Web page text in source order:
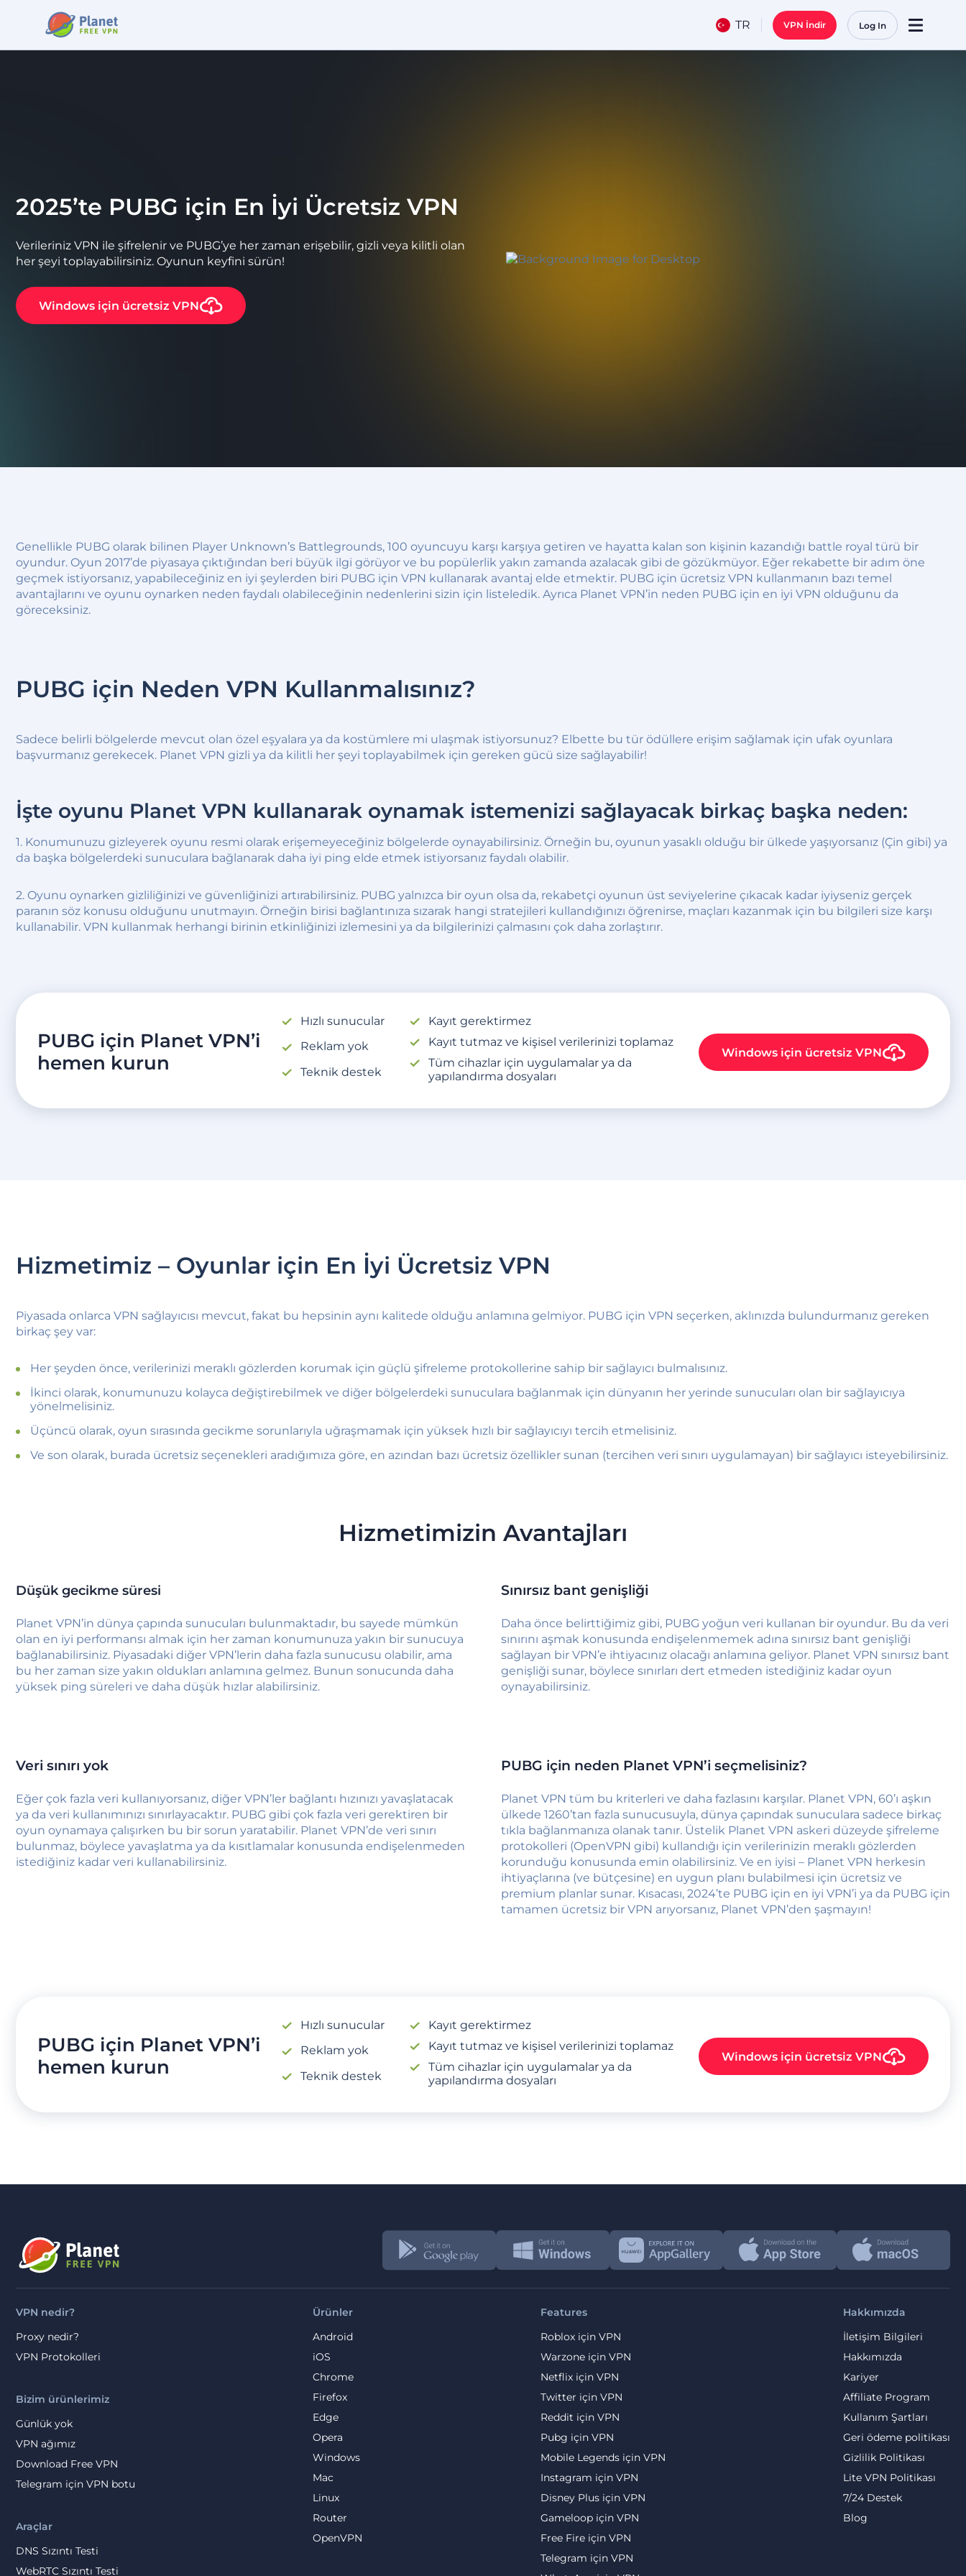
TR VPN İndir Log In
2025’te PUBG için En İyi Ücretsiz VPN
Verileriniz VPN ile şifrelenir ve PUBG’ye her zaman erişebilir, gizli veya kilitli olan
her şeyi toplayabilirsiniz. Oyunun keyfini sürün!
Windows için ücretsiz VPN
Genellikle PUBG olarak bilinen Player Unknown’s Battlegrounds, 100 oyuncuyu karşı karşıya getiren ve hayatta kalan son kişinin kazandığı battle royal türü bir
oyundur. Oyun 2017’de piyasaya çıktığından beri büyük ilgi görüyor ve bu popülerlik yakın zamanda azalacak gibi de gözükmüyor. Eğer rekabette bir adım öne
geçmek istiyorsanız, yapabileceğiniz en iyi şeylerden biri PUBG için VPN kullanarak avantaj elde etmektir. PUBG için ücretsiz VPN kullanmanın bazı temel
avantajlarını ve oyunu oynarken neden faydalı olabileceğinin nedenlerini sizin için listeledik. Ayrıca Planet VPN’in neden PUBG için en iyi VPN olduğunu da
göreceksiniz.
PUBG için Neden VPN Kullanmalısınız?
Sadece belirli bölgelerde mevcut olan özel eşyalara ya da kostümlere mi ulaşmak istiyorsunuz? Elbette bu tür ödüllere erişim sağlamak için ufak oyunlara
başvurmanız gerekecek. Planet VPN gizli ya da kilitli her şeyi toplayabilmek için gereken gücü size sağlayabilir!
İşte oyunu Planet VPN kullanarak oynamak istemenizi sağlayacak birkaç başka neden:
1. Konumunuzu gizleyerek oyunu resmi olarak erişemeyeceğiniz bölgelerde oynayabilirsiniz. Örneğin bu, oyunun yasaklı olduğu bir ülkede yaşıyorsanız (Çin gibi) ya
da başka bölgelerdeki sunuculara bağlanarak daha iyi ping elde etmek istiyorsanız faydalı olabilir.
2. Oyunu oynarken gizliliğinizi ve güvenliğinizi artırabilirsiniz. PUBG yalnızca bir oyun olsa da, rekabetçi oyunun üst seviyelerine çıkacak kadar iyiyseniz gerçek
paranın söz konusu olduğunu unutmayın. Örneğin birisi bağlantınıza sızarak hangi stratejileri kullandığınızı öğrenirse, maçları kazanmak için bu bilgileri size karşı
kullanabilir. VPN kullanmak herhangi birinin etkinliğinizi izlemesini ya da bilgilerinizi çalmasını çok daha zorlaştırır.
PUBG için Planet VPN’i
hemen kurun
Hızlı sunucular
Reklam yok
Teknik destek
Kayıt gerektirmez
Kayıt tutmaz ve kişisel verilerinizi toplamaz
Tüm cihazlar için uygulamalar ya da
yapılandırma dosyaları
Windows için ücretsiz VPN
Hizmetimiz – Oyunlar için En İyi Ücretsiz VPN
Piyasada onlarca VPN sağlayıcısı mevcut, fakat bu hepsinin aynı kalitede olduğu anlamına gelmiyor. PUBG için VPN seçerken, aklınızda bulundurmanız gereken
birkaç şey var:
Her şeyden önce, verilerinizi meraklı gözlerden korumak için güçlü şifreleme protokollerine sahip bir sağlayıcı bulmalısınız.
İkinci olarak, konumunuzu kolayca değiştirebilmek ve diğer bölgelerdeki sunuculara bağlanmak için dünyanın her yerinde sunucuları olan bir sağlayıcıya
yönelmelisiniz.
Üçüncü olarak, oyun sırasında gecikme sorunlarıyla uğraşmamak için yüksek hızlı bir sağlayıcıyı tercih etmelisiniz.
Ve son olarak, burada ücretsiz seçenekleri aradığımıza göre, en azından bazı ücretsiz özellikler sunan (tercihen veri sınırı uygulamayan) bir sağlayıcı isteyebilirsiniz.
Hizmetimizin Avantajları
Düşük gecikme süresi
Planet VPN’in dünya çapında sunucuları bulunmaktadır, bu sayede mümkün
olan en iyi performansı almak için her zaman konumunuza yakın bir sunucuya
bağlanabilirsiniz. Piyasadaki diğer VPN’lerin daha fazla sunucusu olabilir, ama
bu her zaman size yakın oldukları anlamına gelmez. Bunun sonucunda daha
yüksek ping süreleri ve daha düşük hızlar alabilirsiniz.
Veri sınırı yok
Eğer çok fazla veri kullanıyorsanız, diğer VPN’ler bağlantı hızınızı yavaşlatacak
ya da veri kullanımınızı sınırlayacaktır. PUBG gibi çok fazla veri gerektiren bir
oyun oynamaya çalışırken bu bir sorun yaratabilir. Planet VPN’de veri sınırı
bulunmaz, böylece yavaşlatma ya da kısıtlamalar konusunda endişelenmeden
istediğiniz kadar veri kullanabilirsiniz.
Sınırsız bant genişliği
Daha önce belirttiğimiz gibi, PUBG yoğun veri kullanan bir oyundur. Bu da veri
sınırını aşmak konusunda endişelenmemek adına sınırsız bant genişliği
sağlayan bir VPN’e ihtiyacınız olacağı anlamına geliyor. Planet VPN sınırsız bant
genişliği sunar, böylece sınırları dert etmeden istediğiniz kadar oyun
oynayabilirsiniz.
PUBG için neden Planet VPN’i seçmelisiniz?
Planet VPN tüm bu kriterleri ve daha fazlasını karşılar. Planet VPN, 60’ı aşkın
ülkede 1260’tan fazla sunucusuyla, dünya çapındak sunuculara sadece birkaç
tıkla bağlanmanıza olanak tanır. Üstelik Planet VPN askeri düzeyde şifreleme
protokolleri (OpenVPN gibi) kullandığı için verilerinizin meraklı gözlerden
korunduğu konusunda emin olabilirsiniz. Ve en iyisi – Planet VPN herkesin
ihtiyaçlarına (ve bütçesine) en uygun planı bulabilmesi için ücretsiz ve
premium planlar sunar. Kısacası, 2024’te PUBG için en iyi VPN’i ya da PUBG için
tamamen ücretsiz bir VPN arıyorsanız, Planet VPN’den şaşmayın!
PUBG için Planet VPN’i
hemen kurun
Hızlı sunucular
Reklam yok
Teknik destek
Kayıt gerektirmez
Kayıt tutmaz ve kişisel verilerinizi toplamaz
Tüm cihazlar için uygulamalar ya da
yapılandırma dosyaları
Windows için ücretsiz VPN
VPN nedir?
Proxy nedir?
VPN Protokolleri
Bizim ürünlerimiz
Günlük yok
VPN ağımız
Download Free VPN
Telegram için VPN botu
Ürünler
Android
iOS
Chrome
Firefox
Edge
Opera
Windows
Mac
Linux
Router
OpenVPN
Hakkımızda
İletişim Bilgileri
Hakkımızda
Kariyer
Affiliate Program
Kullanım Şartları
Geri ödeme politikası
Gizlilik Politikası
Lite VPN Politikası
7/24 Destek
Blog
Araçlar
DNS Sızıntı Testi
WebRTC Sızıntı Testi
Features
Roblox için VPN
Warzone için VPN
Netflix için VPN
Twitter için VPN
Reddit için VPN
Pubg için VPN
Mobile Legends için VPN
Instagram için VPN
Disney Plus için VPN
Gameloop için VPN
Free Fire için VPN
Telegram için VPN